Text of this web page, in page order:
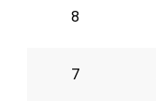
8
7